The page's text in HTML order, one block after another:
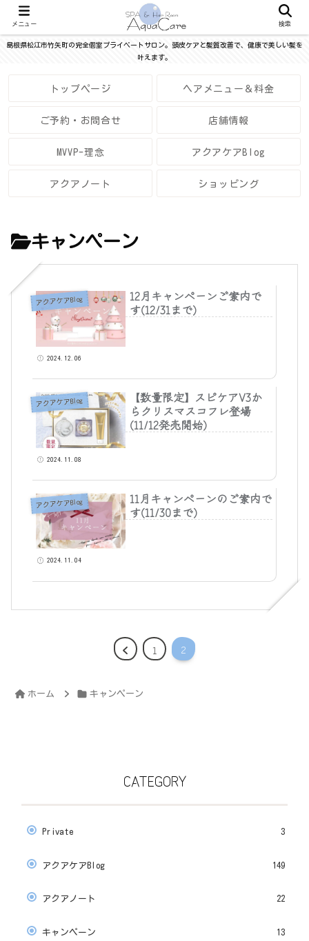
島根県松江市竹矢町の完全個室プライベートサロン。頭皮ケアと髪質改善で、健康で美しい髪を
叶えます。
トップページ ヘアメニュー＆料金
ご予約・お問合せ 店舗情報
MVVP-理念 アクアケアBlog
アクアノート ショッピング
キャンペーン
アクアケアBlog
12月キャンペーンご案内で
す(12/31まで)
2024.12.06
アクアケアBlog
【数量限定】スピケアV3か
らクリスマスコフレ登場
(11/12発売開始)
2024.11.08
アクアケアBlog
11月キャンペーンのご案内で
す(11/30まで)
2024.11.04
1 2
ホーム キャンペーン
CATEGORY
Private 3
アクアケアBlog 149
アクアノート 22
キャンペーン 13
メニュー 検索